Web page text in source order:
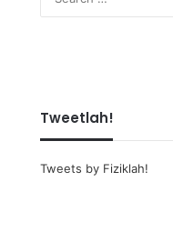
Tweetlah!
Tweets by Fiziklah!